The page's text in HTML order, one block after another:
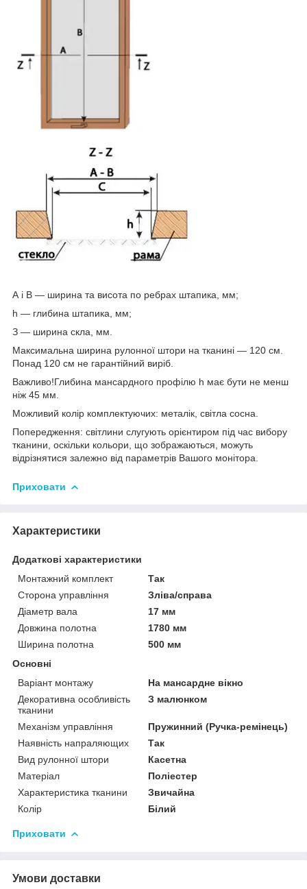
А і В — ширина та висота по ребрах штапика, мм;
h — глибина штапика, мм;
З ― ширина скла, мм.
Максимальна ширина рулонної штори на тканині — 120 см.
Понад 120 см не гарантійний виріб.
Важливо!Глибина мансардного профілю h має бути не менш
ніж 45 мм.
Можливий колір комплектуючих: металік, світла сосна.
Попередження: світлини слугують орієнтиром під час вибору
тканини, оскільки кольори, що зображаються, можуть
відрізнятися залежно від параметрів Вашого монітора.
Приховати
Характеристики
Додаткові характеристики
Монтажний комплект
Так
Сторона управління
Зліва/справа
Діаметр вала
17 мм
Довжина полотна
1780 мм
Ширина полотна
500 мм
Основні
Варіант монтажу
На мансардне вікно
Декоративна особливість
тканини
З малюнком
Механізм управління
Пружинний (Ручка-ремінець)
Наявність напраляющих
Так
Вид рулонної штори
Касетна
Матеріал
Поліестер
Характеристика тканини
Звичайна
Колір
Білий
Приховати
Умови доставки